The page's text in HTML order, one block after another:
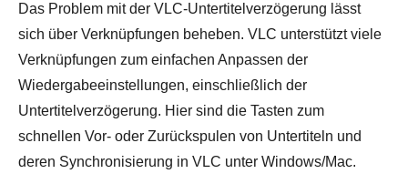
Das Problem mit der VLC-Untertitelverzögerung lässt
sich über Verknüpfungen beheben. VLC unterstützt viele
Verknüpfungen zum einfachen Anpassen der
Wiedergabeeinstellungen, einschließlich der
Untertitelverzögerung. Hier sind die Tasten zum
schnellen Vor- oder Zurückspulen von Untertiteln und
deren Synchronisierung in VLC unter Windows/Mac.